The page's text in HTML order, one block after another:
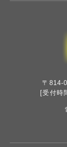
〒814-
[受付時